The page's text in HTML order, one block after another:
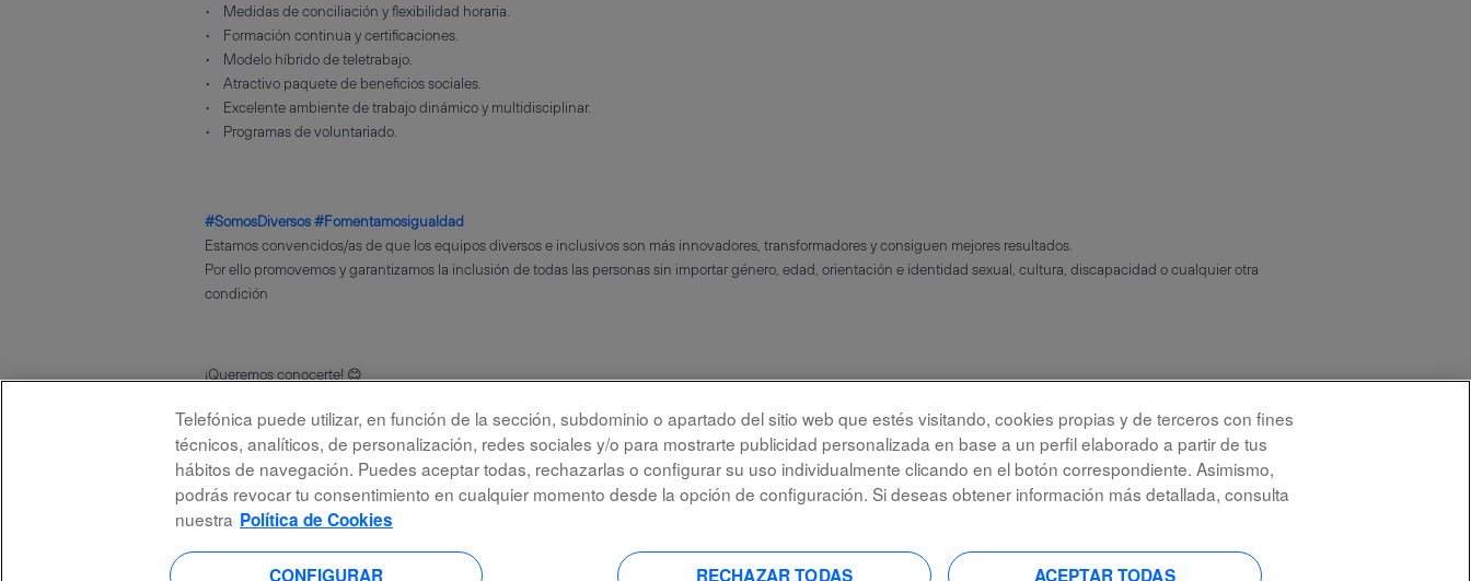
• Medidas de conciliación y flexibilidad horaria.
• Formación continua y certificaciones.
• Modelo híbrido de teletrabajo.
• Atractivo paquete de beneficios sociales.
• Excelente ambiente de trabajo dinámico y multidisciplinar.
• Programas de voluntariado.
#SomosDiversos #Fomentamosigualdad
Estamos convencidos/as de que los equipos diversos e inclusivos son más innovadores, transformadores y consiguen mejores resultados.
Por ello promovemos y garantizamos la inclusión de todas las personas sin importar género, edad, orientación e identidad sexual, cultura, discapacidad o cualquier otra
condición
¡Queremos conocerte! 😊
Enviar candidatura ahora »
Aviso legal
e
a a
b
a
Telefónica puede utilizar, en función de la sección, subdominio o apartado del sitio web que estés visitando, cookies propias y de terceros con fines
técnicos, analíticos, de personalización, redes sociales y/o para mostrarte publicidad personalizada en base a un perfil elaborado a partir de tus
hábitos de navegación. Puedes aceptar todas, rechazarlas o configurar su uso individualmente clicando en el botón correspondiente. Asimismo,
podrás revocar tu consentimiento en cualquier momento desde la opción de configuración. Si deseas obtener información más detallada, consulta
nuestra Política de Cookies
CONFIGURAR RECHAZAR TODAS ACEPTAR TODAS